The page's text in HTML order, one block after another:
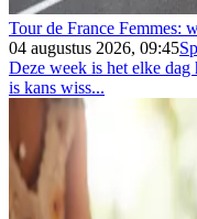
Tour de France Femmes:
04 augustus 2026, 09:45
Deze week is het elke
is kans wiss...